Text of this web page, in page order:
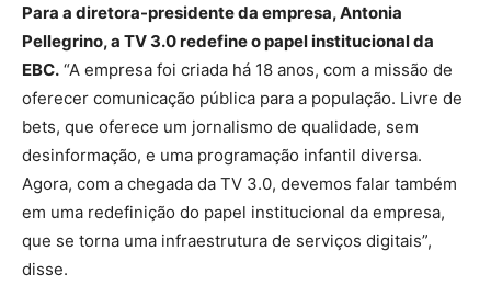
Para a diretora-presidente da empresa, Antonia
Pellegrino, a TV 3.0 redefine o papel institucional da
EBC. “A empresa foi criada há 18 anos, com a missão de
oferecer comunicação pública para a população. Livre de
bets, que oferece um jornalismo de qualidade, sem
desinformação, e uma programação infantil diversa.
Agora, com a chegada da TV 3.0, devemos falar também
em uma redefinição do papel institucional da empresa,
que se torna uma infraestrutura de serviços digitais”,
disse.